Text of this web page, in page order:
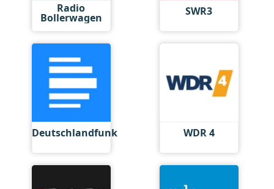
Radio
Bollerwagen SWR3
Deutschlandfunk WDR 4